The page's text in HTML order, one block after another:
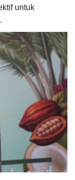
untuk